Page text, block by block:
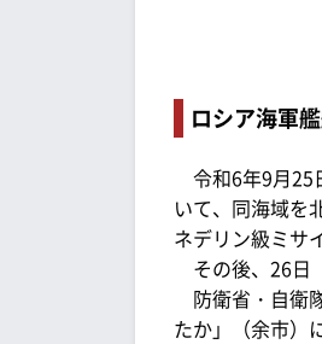
ロシア海軍
令和6年9月25
いて、同海域を
ネデリン級ミサ
その後、26日
防衛省・自衛
たか」（余市）